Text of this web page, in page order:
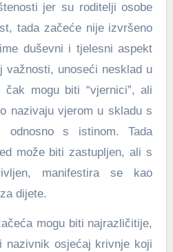
jer su roditelji osobe
tada začeće nije izvršeno
duševni i tjelesni aspekt
važnosti, unoseći nesklad u
mogu biti “vjernici”, ali
nazivaju vjerom u skladu s
odnosno s istinom. Tada
može biti zastupljen, ali s
manifestira se kao
dijete.
mogu biti najrazličitije,
nazivnik osjećaj krivnje koji